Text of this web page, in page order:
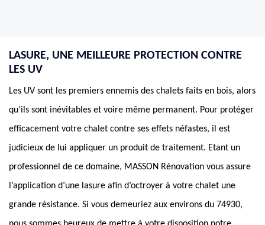
LASURE, UNE MEILLEURE PROTECTION CONTRE
LES UV
Les UV sont les premiers ennemis des chalets faits en bois, alors
qu’ils sont inévitables et voire même permanent. Pour protéger
efficacement votre chalet contre ses effets néfastes, il est
judicieux de lui appliquer un produit de traitement. Etant un
professionnel de ce domaine, MASSON Rénovation vous assure
l’application d’une lasure afin d’octroyer à votre chalet une
grande résistance. Si vous demeuriez aux environs du 74930,